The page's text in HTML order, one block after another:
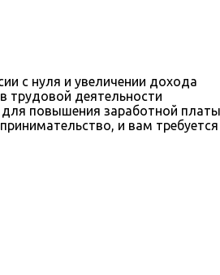
с нуля и увеличении дохода
трудовой деятельности
повышения заработной платы
и вам